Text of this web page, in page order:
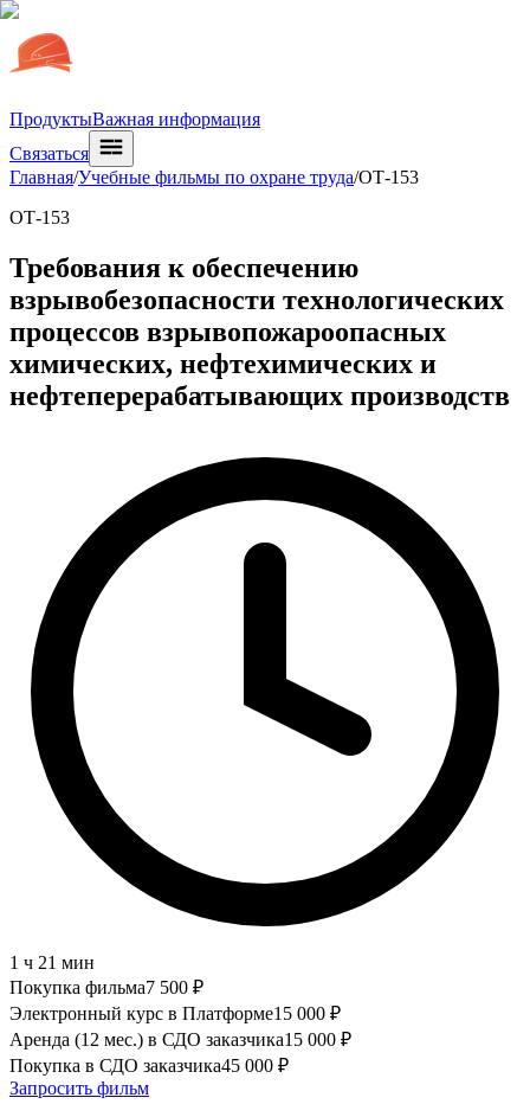
ПродуктыВажная информация
Связаться
Главная/Учебные фильмы по охране труда/ОТ-153
ОТ-153
Требования к обеспечению
взрывобезопасности технологических
процессов взрывопожароопасных
химических, нефтехимических и
нефтеперерабатывающих производств
1 ч 21 мин
Покупка фильма7 500 ₽
Электронный курс в Платформе15 000 ₽
Аренда (12 мес.) в СДО заказчика15 000 ₽
Покупка в СДО заказчика45 000 ₽
Запросить фильм